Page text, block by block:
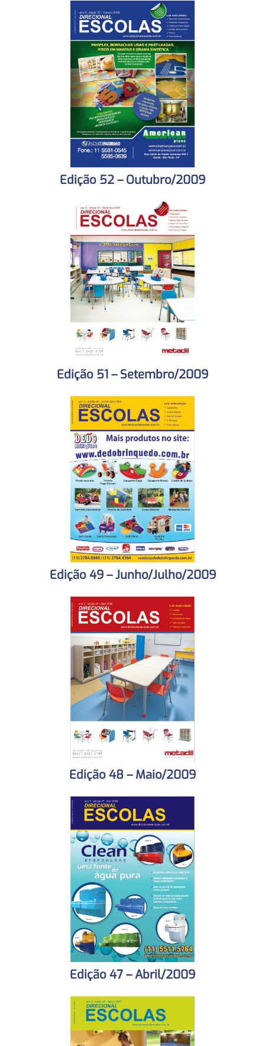
Edição 52 – Outubro/2009
Edição 51 – Setembro/2009
Edição 49 – Junho/Julho/2009
Edição 48 – Maio/2009
Edição 47 – Abril/2009